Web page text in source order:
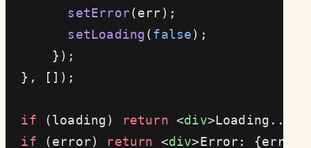
        setError
(err);
        setLoading
(false);
      });
  }, []);
  if
(loading) return <div>Loading...</
  if
(error) return <div>Error: